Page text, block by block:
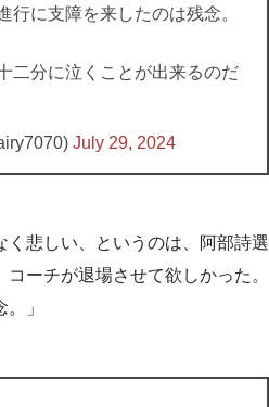
行に支障を来したのは残念。
二分に泣くことが出来るのだ
July 29, 2024
く悲しい、というのは、阿部詩選
ーチが退場させて欲しかった。
」